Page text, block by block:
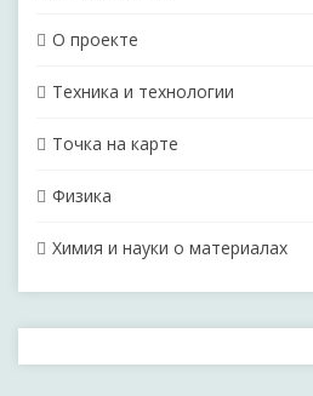
О проекте
Техника и технологии
Точка на карте
Физика
Химия и науки о материалах